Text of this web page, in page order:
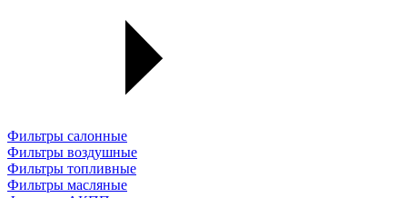
Фильтры салонные
Фильтры воздушные
Фильтры топливные
Фильтры масляные